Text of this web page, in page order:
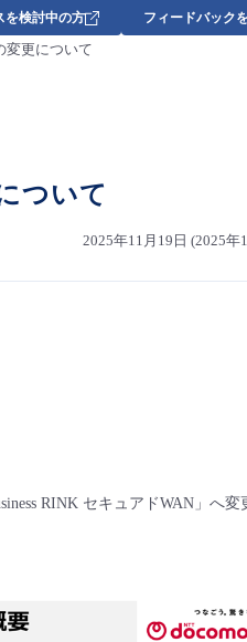
を検討中の方 フィードバック
変更について
ついて
2025年11月19日 (2025年
RINK セキュアドWAN」へ変